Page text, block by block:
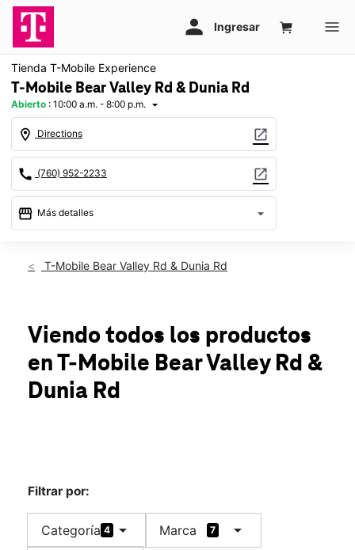
Tienda T-Mobile Experience
T-Mobile Bear Valley Rd & Dunia Rd
Abierto : 10:00 a.m. - 8:00 p.m. arrow_drop_down
location_on Directions open_in_new
call (760) 952-2233 open_in_new
storefront Más detalles arrow_drop_down
Jue.:10:00 a.m. a 8:00 p.m.
Lun.:10:00 a.m. a 8:00 p.m.
Mar.:10:00 a.m. a 8:00 p.m.
Mié.: 10:00 a.m. a 8:00 p.m.
14190 Bear Valley Rd Ste A Victorville, CA 92392
T-Mobile Bear Valley Rd & Dunia Rd
Viendo todos los productos
en T-Mobile Bear Valley Rd &
Dunia Rd
Filtrar por:
Categoría 4 arrow_drop_down Marca 7 arrow_drop_down